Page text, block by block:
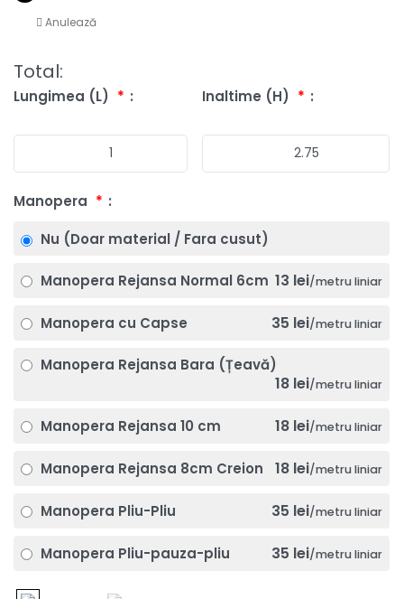
Anulează
Lungimea (L) * Inaltime (H) *
Manopera *
Nu (Doar material / Fara cusut)
Manopera Rejansa Normal 6cm 13 lei/metru liniar
Manopera cu Capse 35 lei/metru liniar
Manopera Rejansa Bara (Țeavă)
18 lei/metru liniar
Manopera Rejansa 10 cm 18 lei/metru liniar
Manopera Rejansa 8cm Creion 18 lei/metru liniar
Manopera Pliu-Pliu 35 lei/metru liniar
Manopera Pliu-pauza-pliu 35 lei/metru liniar
Total: